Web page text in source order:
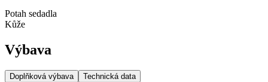
Potah sedadla
Kůže
Výbava
Doplňková výbava Technická data